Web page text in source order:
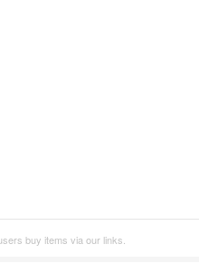
buy items via our links.